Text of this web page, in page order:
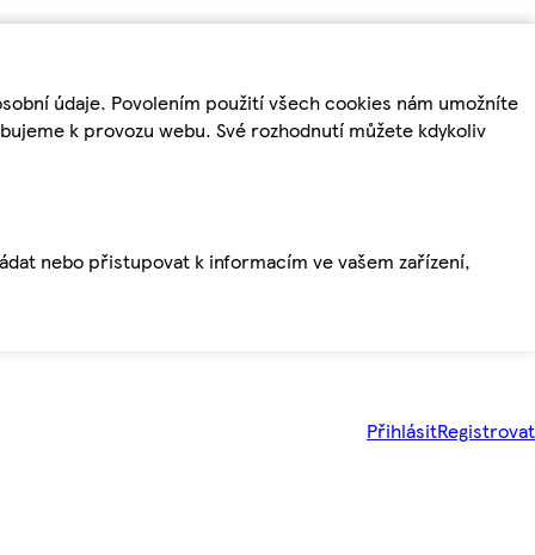
údaje. Povolením použití všech cookies nám umožníte
k provozu webu. Své rozhodnutí můžete kdykoliv
nebo přistupovat k informacím ve vašem zařízení,
PřihlásitRegistrovat